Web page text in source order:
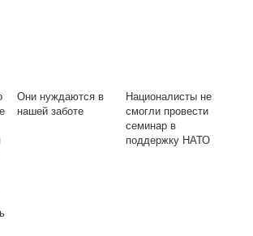
Они нуждаются в
нашей заботе
Националисты не
смогли провести
семинар в
поддержку НАТО